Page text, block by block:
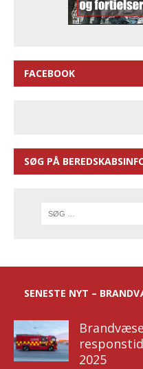
FACEBOOK
SØG PÅ
SENESTE NYT –
2025